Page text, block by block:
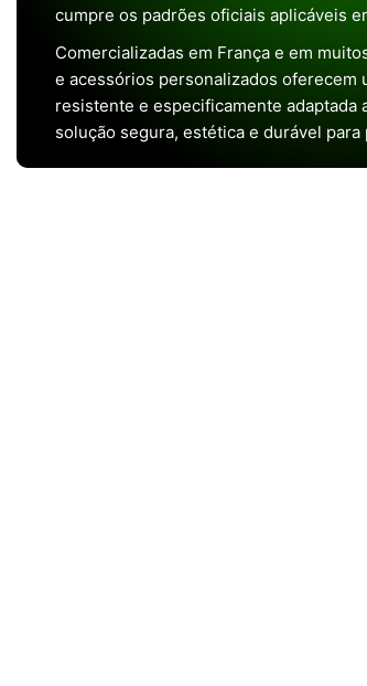
cumpre os padrões oficiais aplicáveis
Comercializadas em França e em
e acessórios personalizados oferecem
resistente e especificamente adaptada
solução segura, estética e durável